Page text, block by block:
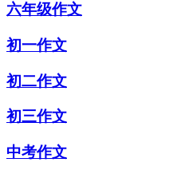
六年级作文
初一作文
初二作文
初三作文
中考作文